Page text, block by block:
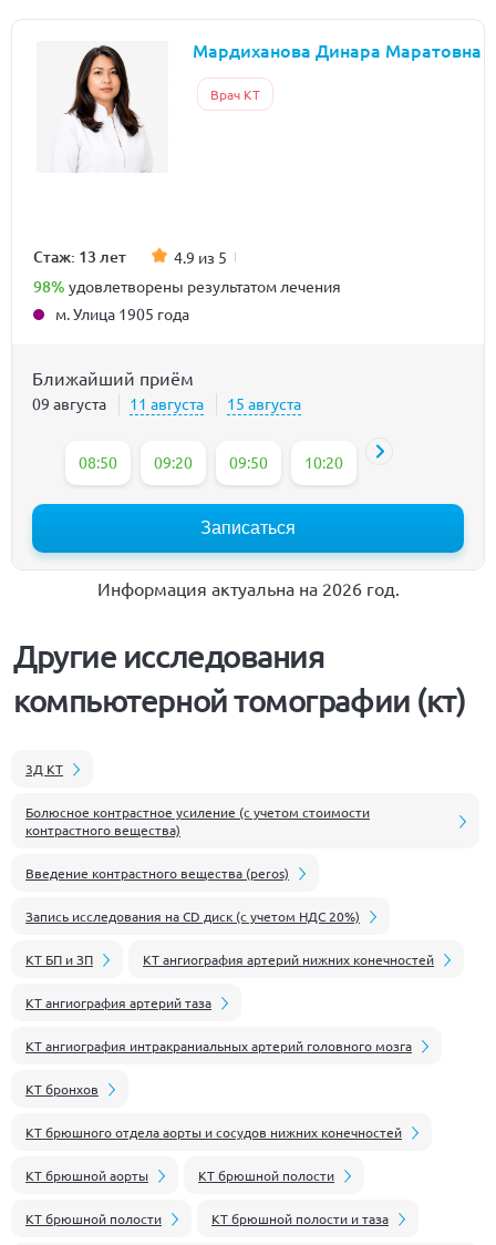
Мардиханова Динара Маратовна
Врач КТ
Стаж: 13 лет 4.9 из 5
98% удовлетворены результатом лечения
м. Улица 1905 года
Ближайший приём
09 августа 11 августа 15 августа
08:50 09:20 09:50 10:20 10:50
Записаться
Информация актуальна на 2026 год.
Другие исследования
компьютерной томографии (кт)
3Д КТ
Болюсное контрастное усиление (с учетом стоимости
контрастного вещества)
Введение контрастного вещества (peros)
Запись исследования на CD диск (с учетом НДС 20%)
КТ БП и ЗП КТ ангиография артерий нижних конечностей
КТ ангиография артерий таза
КТ ангиография интракраниальных артерий головного мозга
КТ бронхов
КТ брюшного отдела аорты и сосудов нижних конечностей
КТ брюшной аорты КТ брюшной полости
КТ брюшной полости КТ брюшной полости и таза